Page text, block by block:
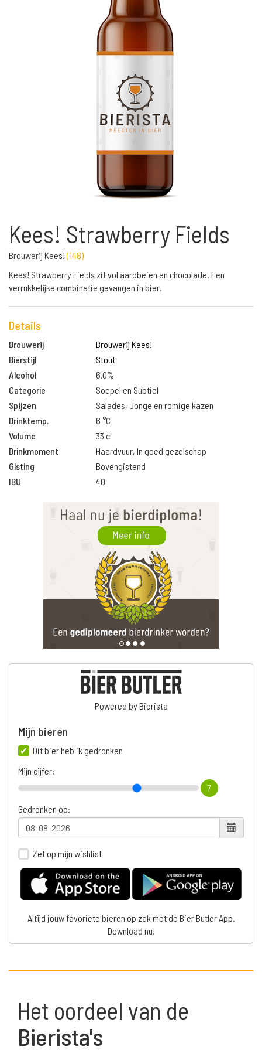
Kees! Strawberry Fields
Brouwerij Kees!(148)
Kees! Strawberry Fields zit vol aardbeien en chocolade. Een
verrukkelijke combinatie gevangen in bier.
Details
Brouwerij
Brouwerij Kees!
Bierstijl
Stout
Alcohol
6.0%
Categorie
Soepel en Subtiel
Spijzen
Salades, Jonge en romige kazen
Drinktemp.
6 °C
Volume
33 cl
Drinkmoment
Haardvuur, In goed gezelschap
Gisting
Bovengistend
IBU
40
Powered by Bierista
Mijn bieren
Dit bier heb ik gedronken
Mijn cijfer:
7
Gedronken op:
Zet op mijn wishlist
Altijd jouw favoriete bieren op zak met de Bier Butler App.
Download nu!
Het oordeel van de
Bierista's